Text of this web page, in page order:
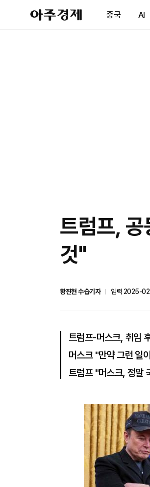
아
주
제
중국 AI
트럼프,
것"
황진현 수습기자
입력 2025-
트럼프-머스크, 취임
머스크 "만약 그런 일
트럼프 "머스크, 정말